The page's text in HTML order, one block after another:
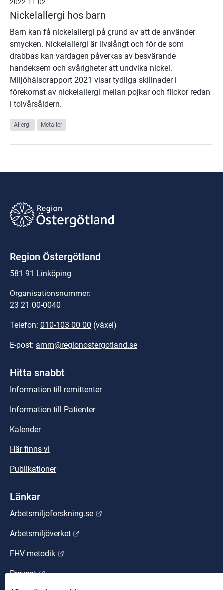
2022-11-02
Nickelallergi hos barn
Barn kan få nickelallergi på grund av att de använder
smycken. Nickelallergi är livslångt och för de som
drabbas kan vardagen påverkas av besvärande
handeksem och svårigheter att undvika nickel.
Miljöhälsorapport 2021 visar tydliga skillnader i
förekomst av nickelallergi mellan pojkar och flickor redan
i tolvårsåldern.
Allergi Metaller
Region Östergötland
581 91 Linköping
Organisationsnummer:
23 21 00-0040
Telefon: 010-103 00 00 (växel)
E-post: amm@regionostergotland.se
Hitta snabbt
Information till remittenter
Information till Patienter
Kalender
Här finns vi
Publikationer
Länkar
Arbetsmiljoforskning.se
Arbetsmiljöverket
FHV metodik
Prevent Länk till annan webbplats.